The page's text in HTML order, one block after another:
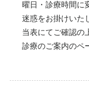
曜日・診療時間に
迷惑をお掛けいた
当表にてご確認
診療のご案内のペ